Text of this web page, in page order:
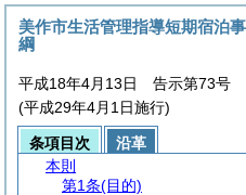
美作市生活管理指導短期宿泊
綱
平成18年4月13日 告示第73号
(平成29年4月1日施行)
条項目次
沿革
本則
第1条(目的)